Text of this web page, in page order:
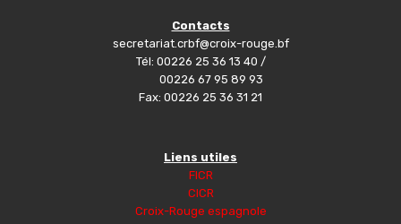
Contacts
secretariat.crbf@croix-rouge.bf
Tél: 00226 25 36 13 40 /
00226 67 95 89 93
Fax: 00226 25 36 31 21
Liens utiles
FICR
CICR
Croix-Rouge espagnole